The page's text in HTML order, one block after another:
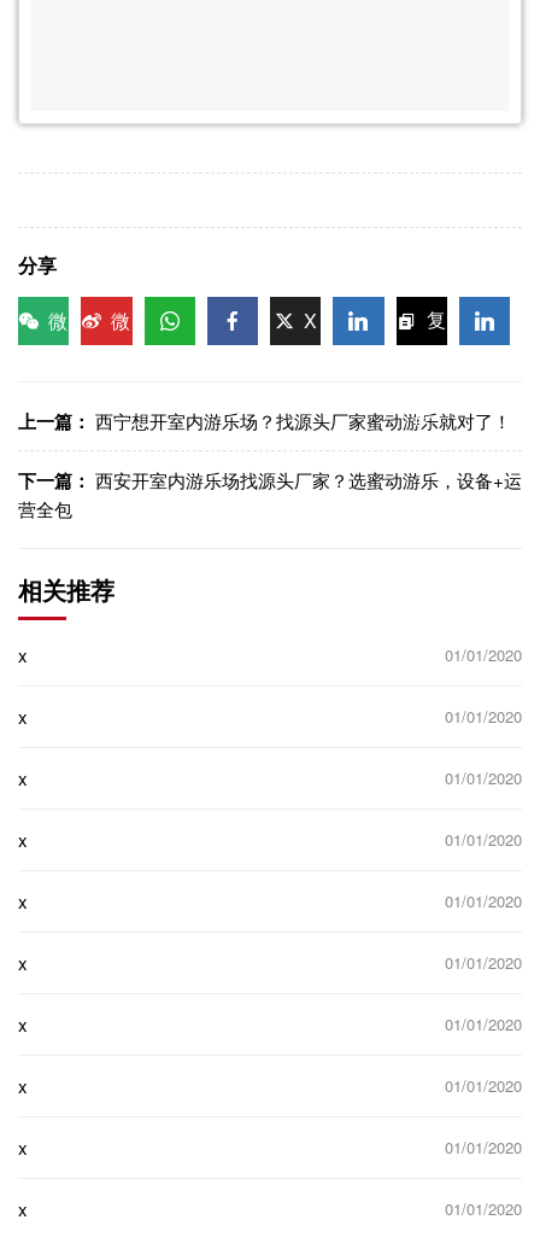
分享
微
微
X
复
接
上一篇： 西宁想开室内游乐场？找源头厂家蜜动游乐就对了！
下一篇： 西安开室内游乐场找源头厂家？选蜜动游乐，设备+运
营全包
相关推荐
x 01/01/2020
x 01/01/2020
x 01/01/2020
x 01/01/2020
x 01/01/2020
x 01/01/2020
x 01/01/2020
x 01/01/2020
x 01/01/2020
x 01/01/2020